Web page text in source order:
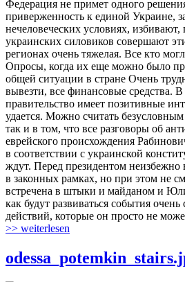
Федерация не примет одного
приверженность к единой Украине,
нечеловеческих условиях,
украинских силовиков совершают
регионах очень тяжелая. Все кто
Опросы, когда их еще можно было
общей ситуации в стране Очень
вывезти, все финансовые средства.
правительство имеет позитивные
удается. Можно считать
так и в том, что все разговоры об
еврейского происхождения
в соответствии с украинской
ждут. Перед президентом неизбежно
в законных рамках, но при этом не
встречена в штыки и майданом и
как будут развиваться события
действий, которые он просто не
>> weiterlesen